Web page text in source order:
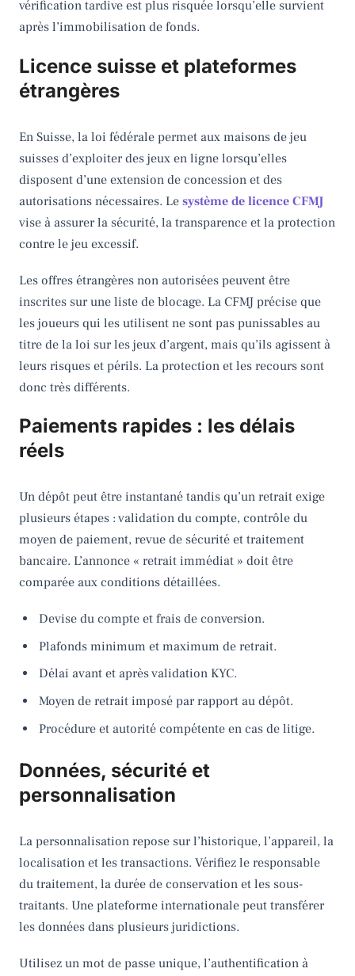
vérification tardive est plus risquée lorsqu’elle survient
après l’immobilisation de fonds.
Licence suisse et plateformes
étrangères
En Suisse, la loi fédérale permet aux maisons de jeu
suisses d’exploiter des jeux en ligne lorsqu’elles
disposent d’une extension de concession et des
autorisations nécessaires. Le système de licence CFMJ
vise à assurer la sécurité, la transparence et la protection
contre le jeu excessif.
Les offres étrangères non autorisées peuvent être
inscrites sur une liste de blocage. La CFMJ précise que
les joueurs qui les utilisent ne sont pas punissables au
titre de la loi sur les jeux d’argent, mais qu’ils agissent à
leurs risques et périls. La protection et les recours sont
donc très différents.
Paiements rapides : les délais
réels
Un dépôt peut être instantané tandis qu’un retrait exige
plusieurs étapes : validation du compte, contrôle du
moyen de paiement, revue de sécurité et traitement
bancaire. L’annonce « retrait immédiat » doit être
comparée aux conditions détaillées.
Devise du compte et frais de conversion.
Plafonds minimum et maximum de retrait.
Délai avant et après validation KYC.
Moyen de retrait imposé par rapport au dépôt.
Procédure et autorité compétente en cas de litige.
Données, sécurité et
personnalisation
La personnalisation repose sur l’historique, l’appareil, la
localisation et les transactions. Vérifiez le responsable
du traitement, la durée de conservation et les sous-
traitants. Une plateforme internationale peut transférer
les données dans plusieurs juridictions.
Utilisez un mot de passe unique, l’authentification à